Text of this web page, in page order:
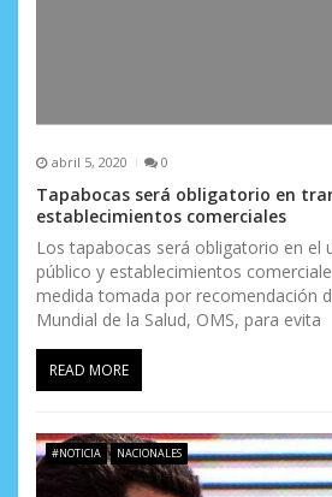
abril 5, 2020 0
Tapabocas será obligatorio en
establecimientos comerciales
Los tapabocas será obligatorio en el
público y establecimientos
medida tomada por recomendación
Mundial de la Salud, OMS, para evita
READ MORE
#NOTICIA NACIONALES